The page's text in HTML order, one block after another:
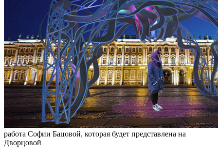
работа Софии Бацовой, которая будет представлена на
Дворцовой